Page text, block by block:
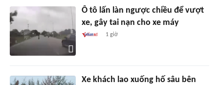
Ô tô lấn làn ngược chiều để vượt
xe, gây tai nạn cho xe máy
1 giờ
Xe khách lao xuống hố sâu bên